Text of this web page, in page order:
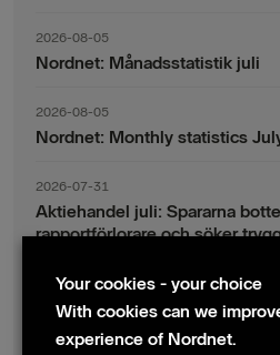
2026-08-05
Nordnet: Månadsstatistik juli
2026-08-05
Nordnet: Monthly statistics
2026-07-31
Aktiehandel juli: Spararna
rapportförlorare och söker
2026-07-30
Fondsparande juli:
indexsparandet ligger fast
Your cookies - your choice
With cookies can we
experience of Nordnet.